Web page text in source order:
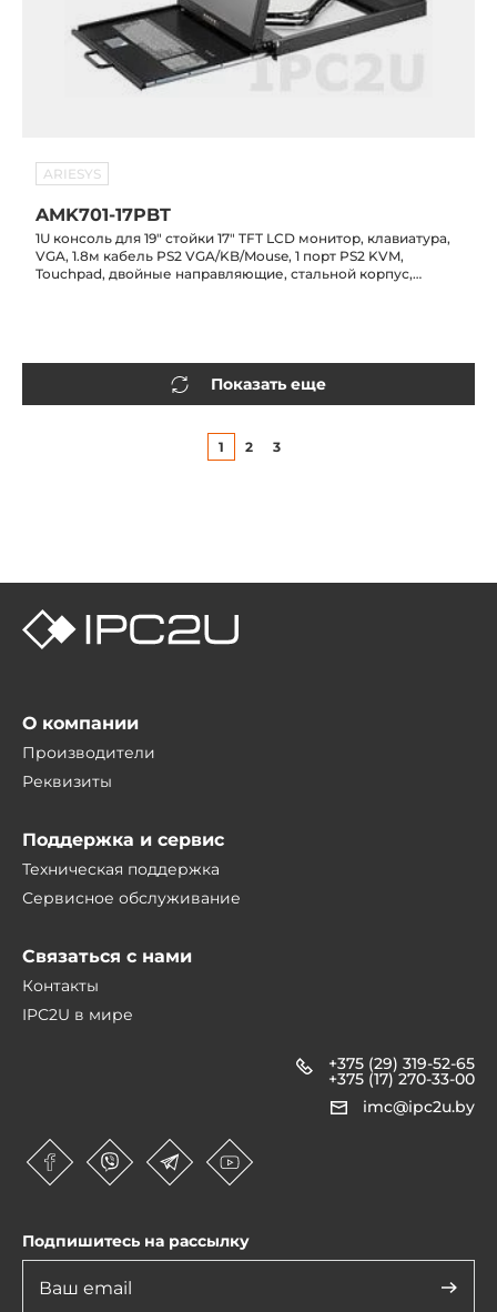
ARIESYS
AMK701-17PBT
1U консоль для 19" стойки 17" TFT LCD монитор, клавиатура,
VGA, 1.8м кабель PS2 VGA/KB/Mouse, 1 порт PS2 KVM,
Touchpad, двойные направляющие, стальной корпус,
Показать еще
1 2 3
+375 (29) 319-52-65
+375 (17) 270-33-00
imc@ipc2u.by
О компании
Производители
Реквизиты
Поддержка и сервис
Техническая поддержка
Сервисное обслуживание
Связаться с нами
Контакты
IPC2U в мире
Подпишитесь на рассылку